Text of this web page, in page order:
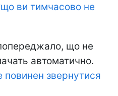
ви тимчасово не
що не
автоматично.
повинен звернутися